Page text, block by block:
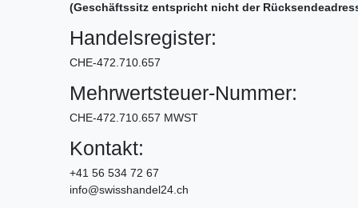
(Geschäftssitz entspricht nicht der
Handelsregister:
CHE-472.710.657
Mehrwertsteuer-Nummer:
CHE-472.710.657 MWST
Kontakt:
+41 56 534 72 67
info@swisshandel24.ch